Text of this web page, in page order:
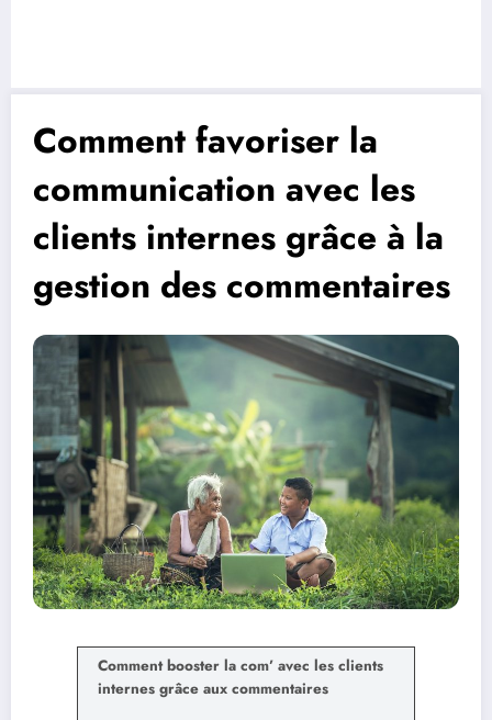
Comment favoriser la
communication avec les
clients internes grâce à la
gestion des commentaires
Comment booster la com’ avec les clients
internes grâce aux commentaires